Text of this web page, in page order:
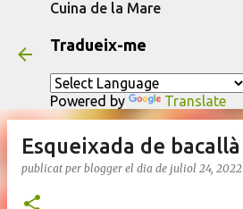
Cuina de la Mare
Tradueix-me
Powered by Translate
Esqueixada de bacallà
publicat per blogger el dia de juliol 24, 2022